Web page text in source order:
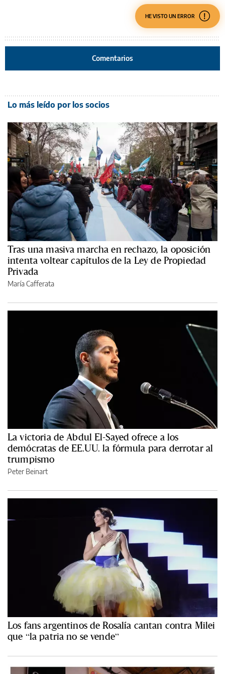
HE VISTO UN ERROR
Comentarios
Lo más leído por los socios
Tras una masiva marcha en rechazo, la oposición
intenta voltear capítulos de la Ley de Propiedad
Privada
María Cafferata
La victoria de Abdul El-Sayed ofrece a los
demócratas de EE.UU. la fórmula para derrotar al
trumpismo
Peter Beinart
Los fans argentinos de Rosalía cantan contra Milei
que “la patria no se vende”